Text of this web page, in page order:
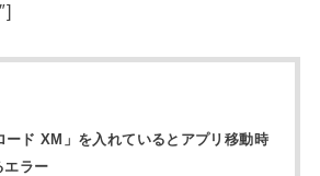
ード XM」を入れているとアプリ移動時
エラー